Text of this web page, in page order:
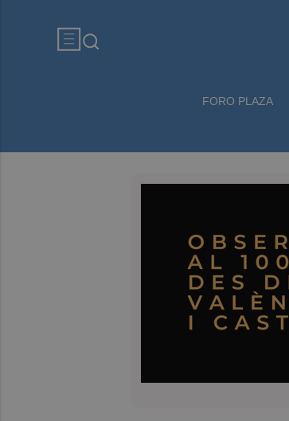
FORO PLAZA